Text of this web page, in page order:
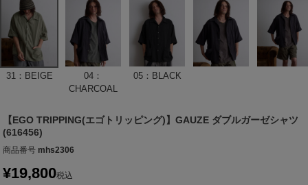
31：BEIGE
04：
CHARCOAL
05：BLACK
【EGO TRIPPING(エゴトリッピング)】GAUZE ダブルガーゼシャツ
(616456)
商品番号 mhs2306
¥19,800税込